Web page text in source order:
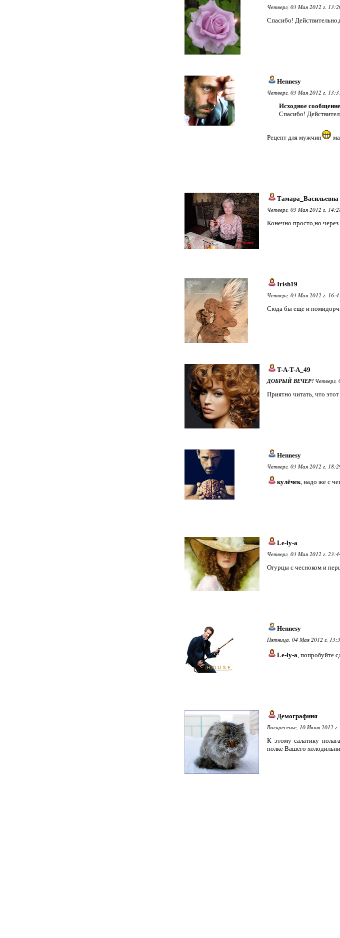
Четверг, 03 Мая 2012 г.
Спасибо!
Hennesy
Четверг, 03 Мая 2012 г.
Исходное
Спасибо!
Рецепт для мужчин
Тамара_Васильевна
Четверг, 03 Мая 2012 г.
Конечно просто,но через
Irish19
Четверг, 03 Мая 2012 г.
Сюда бы еще и
T-A-T-A_49
ДОБРЫЙ ВЕЧЕР! Четверг,
Приятно читать, что
Hennesy
Четверг, 03 Мая 2012 г.
кулёчек, надо же с
Le-ly-a
Четверг, 03 Мая 2012 г.
Огурцы с чесноком и
Hennesy
Пятница, 04 Мая 2012 г.
Le-ly-a, попробуйте
Демографиня
Воскресенье, 10 Июня 2012
К этому салатику
полке Вашего